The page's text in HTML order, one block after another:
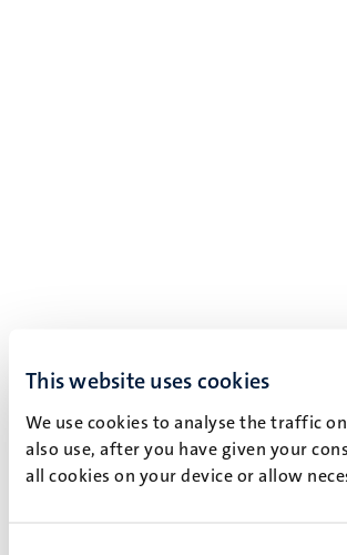
This website uses cookies
We use cookies to analyse the traffic
also use, after you have given your
all cookies on your device or allow